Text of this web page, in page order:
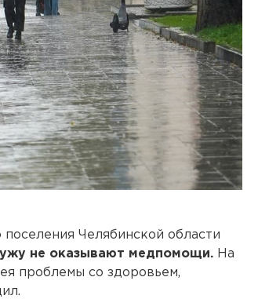
Челябинской области
не оказывают медпомощи. На
проблемы со здоровьем,